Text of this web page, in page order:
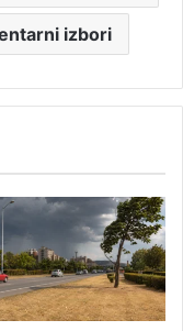
izbori